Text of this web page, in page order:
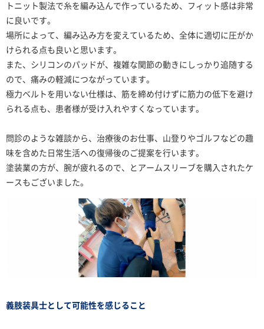
トニット製法で糸を編み込んで作っているため、フィット感は非常
に良いです。
場所によって、編み込み方を変えているため、全体に適切に圧がか
けられる点も良いと思います。
また、シリコンのパッドが、複雑な関節の動きにしっかり追随する
ので、痛みの軽減につながっています。
極力ベルトを用いない仕様は、筋を締め付けずに筋力の低下を避け
られる点も、患者様が受け入れやすくなっています。
問診のような雑談から、治療後のお仕事、山登りやゴルフなどの趣
味を含めた日常生活への復帰後のご提案を行います。
塗装業の方が、腕が疲れるので、とアームスリーブを購入されたケ
ースもございました。
義肢装具士として可能性を感じること